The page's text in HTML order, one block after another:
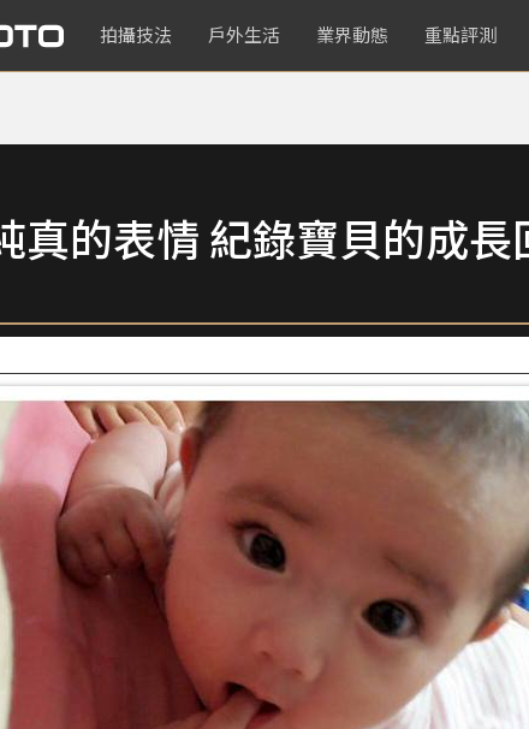
拍攝技法 戶外生活 業界動態 重點評測
真的表情 紀錄寶貝的成長